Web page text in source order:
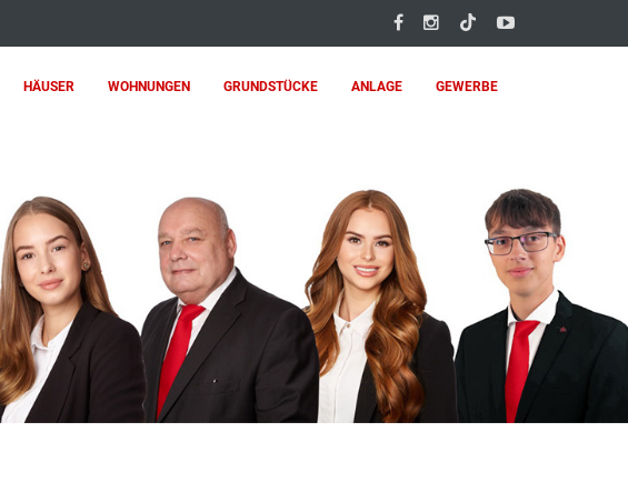
HÄUSER WOHNUNGEN GRUNDSTÜCKE ANLAGE GEWERBE